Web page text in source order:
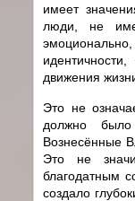
имеет
люди, не
движения
Это не
должно
Вознесённые
Это не
благодатным
создало